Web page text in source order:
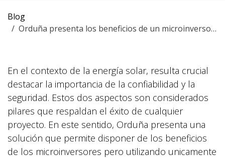
Blog
Orduña presenta los beneficios de un microinversor en un inversor de string: Solución SMA ShadeFix
En el contexto de la energía solar, resulta crucial
destacar la importancia de la confiabilidad y la
seguridad. Estos dos aspectos son considerados
pilares que respaldan el éxito de cualquier
proyecto. En este sentido, Orduña presenta una
solución que permite disponer de los beneficios
de los microinversores pero utilizando unicamente